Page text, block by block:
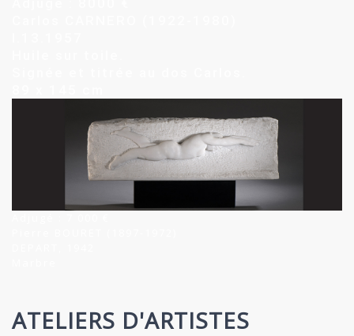
ATELIERS D'ARTISTES